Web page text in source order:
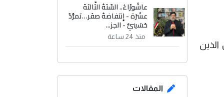
عاشُورْاءُ.. السّنَةُ الثّالثةَ
عشَرَة - إِنتفاضةُ صفَر…تمرُّدٌ
حُسَينيٌّ - الجز...
منذ 24 ساعة
المقالات